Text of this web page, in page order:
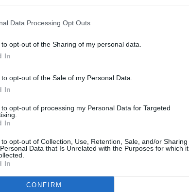
Data Processing Opt Outs
to opt-out of the Sharing of my personal data.
In
to opt-out of the Sale of my Personal Data.
In
to opt-out of processing my Personal Data for Targeted
In
to opt-out of Collection, Use, Retention, Sale, and/or Sharing
Data that Is Unrelated with the Purposes for which it
In
CONFIRM
controles a los viajeros procedentes de Italia tras el rechazo de
el ultimátum del Gobierno y mantiene los controles a viajeros de
el 15 de agosto: "No aceptamos imposiciones"
la crisis de Ceuta